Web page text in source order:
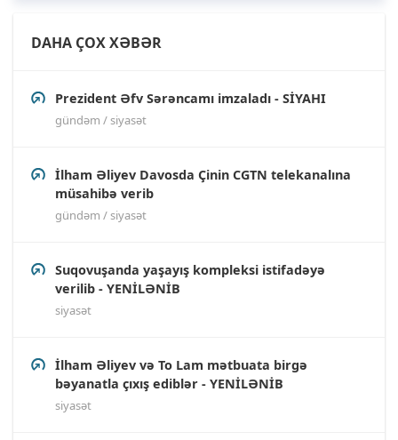
DAHA ÇOX XƏBƏR
Prezident Əfv Sərəncamı imzaladı - SİYAHI
gündəm / siyasət
İlham Əliyev Davosda Çinin CGTN telekanalına
müsahibə verib
gündəm / siyasət
Suqovuşanda yaşayış kompleksi istifadəyə
verilib - YENİLƏNİB
siyasət
İlham Əliyev və To Lam mətbuata birgə
bəyanatla çıxış ediblər - YENİLƏNİB
siyasət